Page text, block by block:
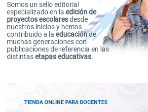
Somos un sello editorial
especializado en laedición de
proyectos escolaresdesde
nuestros inicios y hemos
contribuido a laeducaciónde
muchas generaciones con
publicaciones de referencia en las
distintasetapas educativas.
TIENDA ONLINE PARA DOCENTES